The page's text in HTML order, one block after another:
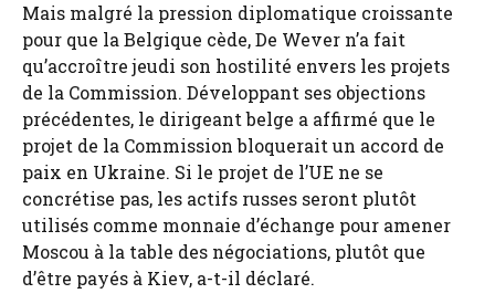
Mais malgré la pression diplomatique croissante
pour que la Belgique cède, De Wever n’a fait
qu’accroître jeudi son hostilité envers les projets
de la Commission. Développant ses objections
précédentes, le dirigeant belge a affirmé que le
projet de la Commission bloquerait un accord de
paix en Ukraine. Si le projet de l’UE ne se
concrétise pas, les actifs russes seront plutôt
utilisés comme monnaie d’échange pour amener
Moscou à la table des négociations, plutôt que
d’être payés à Kiev, a-t-il déclaré.